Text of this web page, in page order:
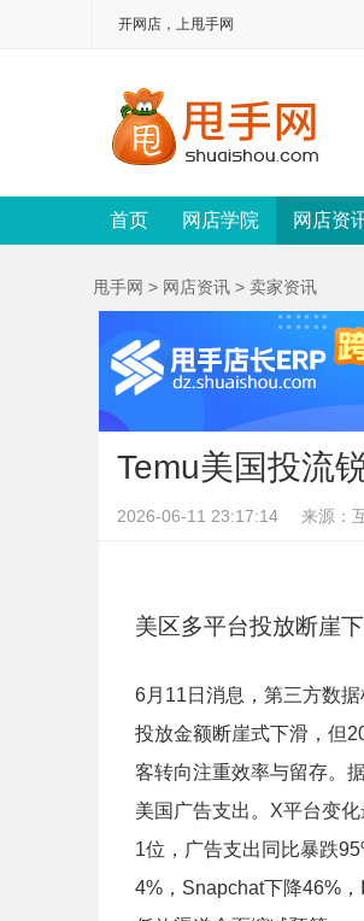
开网店，上甩手网
首页 网店学院 网店资
甩手网 > 网店资讯 > 卖家资讯
Temu美国投流
2026-06-11 23:17:14 来源：
美区多平台投放断崖
6月11日消息，第三方数
投放金额断崖式下滑，但
客转向注重效率与留存。
美国广告支出。X平台变
1位，广告支出同比暴跌
4%，Snapchat下降46%